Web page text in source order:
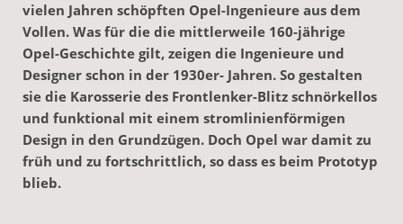
vielen Jahren schöpften Opel-Ingenieure aus dem
Vollen. Was für die die mittlerweile 160-jährige
Opel-Geschichte gilt, zeigen die Ingenieure und
Designer schon in der 1930er- Jahren. So gestalten
sie die Karosserie des Frontlenker-Blitz schnörkellos
und funktional mit einem stromlinienförmigen
Design in den Grundzügen. Doch Opel war damit zu
früh und zu fortschrittlich, so dass es beim Prototyp
blieb.